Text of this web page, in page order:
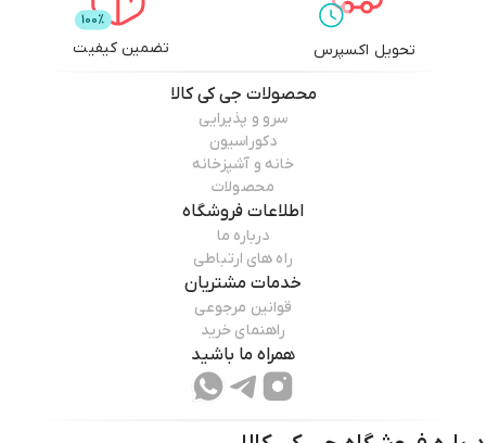
تحویل اکسپرس تضمین کیفیت
محصولات جی کی کالا
سرو و پذیرایی
دکوراسیون
خانه و آشپزخانه
محصولات
اطلاعات فروشگاه
درباره ما
راه های ارتباطی
خدمات مشتریان
قوانین مرجوعی
راهنمای خرید
همراه ما باشید